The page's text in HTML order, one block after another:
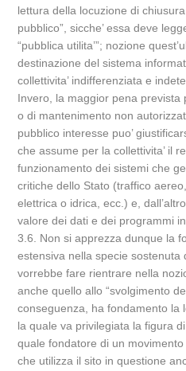
lettura della locuzione di
pubblico”, sicche’ essa deve
“pubblica utilita’”; nozione
destinazione del sistema
collettivita’ indifferenziata e
Invero, la maggior pena prevista
o di mantenimento non
pubblico interesse puo’
che assume per la collettivita’ il
funzionamento dei sistemi che
critiche dello Stato (traffico
elettrica o idrica, ecc.) e,
valore dei dati e dei programmi
3.6. Non si apprezza dunque la
estensiva nella specie sostenuta
vorrebbe fare rientrare nella
anche quello allo “svolgimento
conseguenza, ha fondamento la
la quale va privilegiata la figura di
quale fondatore di un
che utilizza il sito in questione